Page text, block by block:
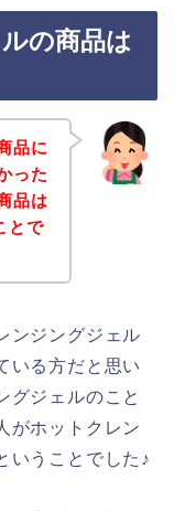
の商品は
品に
った
品は
とで
ンジングジェル
いる方だと思い
グジェルのこと
がホットクレン
いうことでした♪